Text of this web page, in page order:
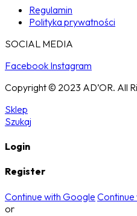
Regulamin
Polityka prywatności
SOCIAL MEDIA
Facebook Instagram
Copyright © 2023 AD’OR. All
Sklep
Szukaj
Login
Register
Continue with Google
or